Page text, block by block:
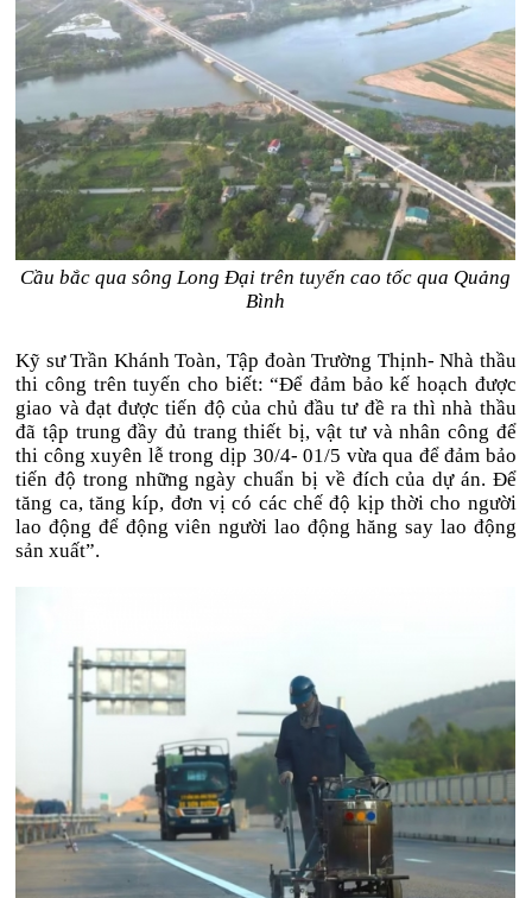
Cầu bắc qua sông Long Đại trên tuyến cao tốc qua Quảng
Bình
Kỹ sư Trần Khánh Toàn, Tập đoàn Trường Thịnh- Nhà thầu
thi công trên tuyến cho biết: “Để đảm bảo kế hoạch được
giao và đạt được tiến độ của chủ đầu tư đề ra thì nhà thầu
đã tập trung đầy đủ trang thiết bị, vật tư và nhân công để
thi công xuyên lễ trong dịp 30/4- 01/5 vừa qua để đảm bảo
tiến độ trong những ngày chuẩn bị về đích của dự án. Để
tăng ca, tăng kíp, đơn vị có các chế độ kịp thời cho người
lao động để động viên người lao động hăng say lao động
sản xuất”.